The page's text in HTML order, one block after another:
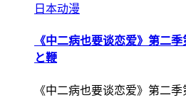
日本动漫
《中二病也要谈恋爱》第二
と鞭
《中二病也要谈恋爱》第二